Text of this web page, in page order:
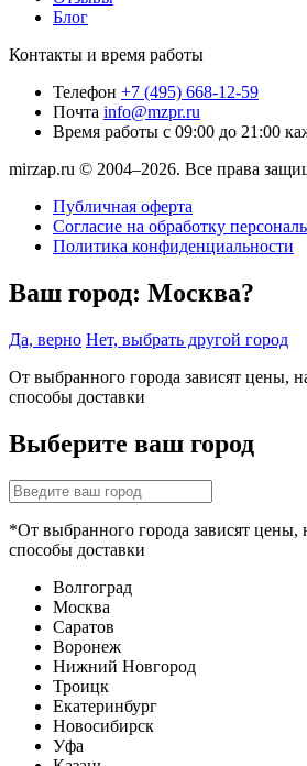
Блог
Контакты и время работы
Телефон +7 (495) 668-12-59
Почта info@mzpr.ru
Время работы с 09:00 до 21:00
mirzap.ru © 2004–2026. Все права
Публичная оферта
Согласие на обработку
Политика конфиденциальности
Ваш город: Москва?
Да, верно Нет, выбрать другой город
От выбранного города зависят цены,
способы доставки
Выберите ваш город
*От выбранного города зависят цены,
способы доставки
Волгоград
Москва
Саратов
Воронеж
Нижний Новгород
Троицк
Екатеринбург
Новосибирск
Уфа